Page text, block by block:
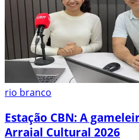
rio branco
Estação CBN: A
Arraial Cultural 2026